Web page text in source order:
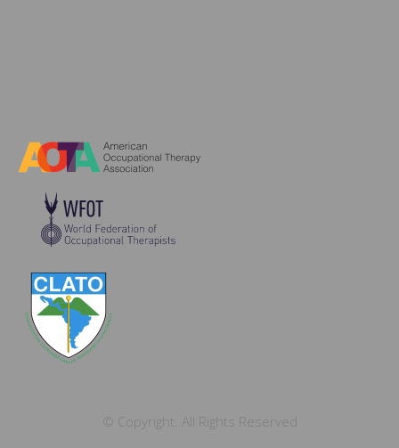
© Copyright. All Rights Reserved